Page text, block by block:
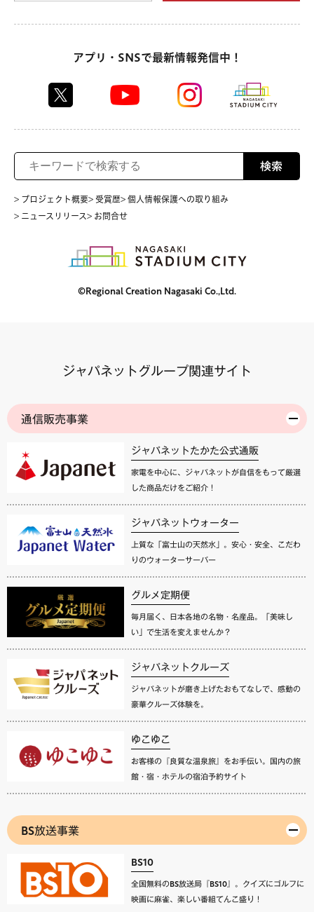
アプリ・SNSで最新情報発信中！
検索
> プロジェクト概要> 受賞歴> 個人情報保護への取り組み
> ニュースリリース> お問合せ
©Regional Creation Nagasaki Co.,Ltd.
ジャパネットグループ関連サイト
通信販売事業
ジャパネットたかた公式通販
家電を中心に、ジャパネットが自信をもって厳選
した商品だけをご紹介！
ジャパネットウォーター
上質な「富士山の天然水」。安心・安全、こだわ
りのウォーターサーバー
グルメ定期便
毎月届く、日本各地の名物・名産品。「美味し
い」で生活を変えませんか？
ジャパネットクルーズ
ジャパネットが磨き上げたおもてなしで、感動の
豪華クルーズ体験を。
ゆこゆこ
お客様の『良質な温泉旅』をお手伝い。国内の旅
館・宿・ホテルの宿泊予約サイト
BS放送事業
BS10
全国無料のBS放送局『BS10』。クイズにゴルフに
映画に麻雀、楽しい番組てんこ盛り！